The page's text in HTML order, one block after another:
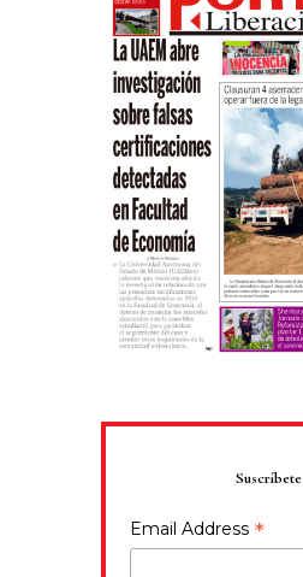
Suscríbete
Email Address *